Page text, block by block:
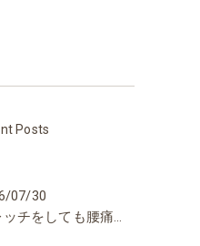
Posts
07/30
ストレッチをしても腰痛が良くならない理由は？？